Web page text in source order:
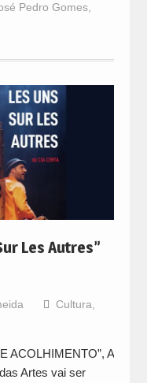
Pedro Gomes,
Les Autres”
Cultura
ACOLHIMENTO”, A
Artes vai ser